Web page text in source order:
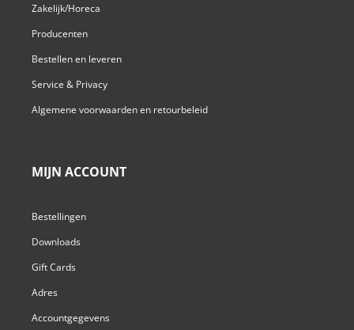
Zakelijk/Horeca
Producenten
Bestellen en leveren
Service & Privacy
Algemene voorwaarden en retourbeleid
MIJN ACCOUNT
Bestellingen
Downloads
Gift Cards
Adres
Accountgegevens